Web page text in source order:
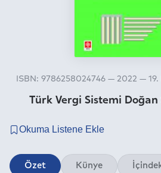
Türk Vergi Sistemi Doğan
ISBN: 9786258024746 — 2022 — 19.
Özet Künye